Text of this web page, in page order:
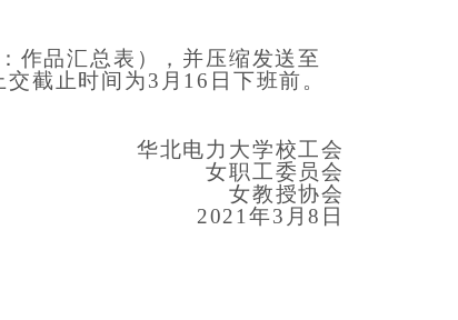
作品汇总表 ）， 并压缩发送至
交截止时间为3月 16日 下班前。
华北电力大学校工会
女职工委员会
女教授协会
2021 年3月8 日